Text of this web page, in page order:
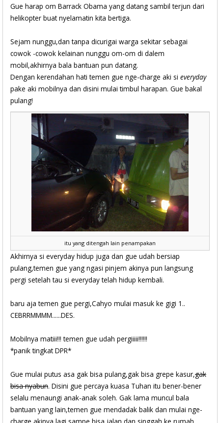
Gue harap om Barrack Obama yang datang sambil terjun dari
helikopter buat nyelamatin kita bertiga.
Sejam nunggu,dan tanpa dicurigai warga sekitar sebagai
cowok -cowok kelainan nunggu om-om di dalem
mobil,akhirnya bala bantuan pun datang.
Dengan kerendahan hati temen gue nge-charge aki si everyday
pake aki mobilnya dan disini mulai timbul harapan. Gue bakal
pulang!
itu yang ditengah lain penampakan
Akhirnya si everyday hidup juga dan gue udah bersiap
pulang,temen gue yang ngasi pinjem akinya pun langsung
pergi setelah tau si everyday telah hidup kembali.
baru aja temen gue pergi,Cahyo mulai masuk ke gigi 1..
CEBRRMMMM......DES.
Mobilnya matiii!!! temen gue udah pergiiiii!!!!!!
*panik tingkat DPR*
Gue mulai putus asa gak bisa pulang,gak bisa grepe kasur,gak
bisa nyabun. Disini gue percaya kuasa Tuhan itu bener-bener
selalu menaungi anak-anak soleh. Gak lama muncul bala
bantuan yang lain,temen gue mendadak balik dan mulai nge-